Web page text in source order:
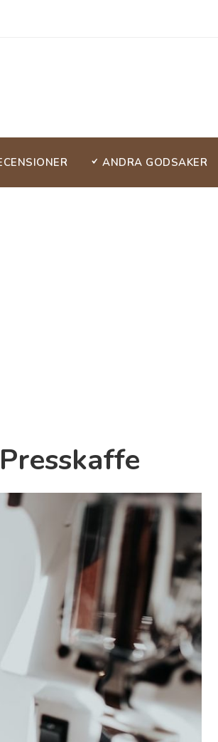
ANDRA GODSAKER